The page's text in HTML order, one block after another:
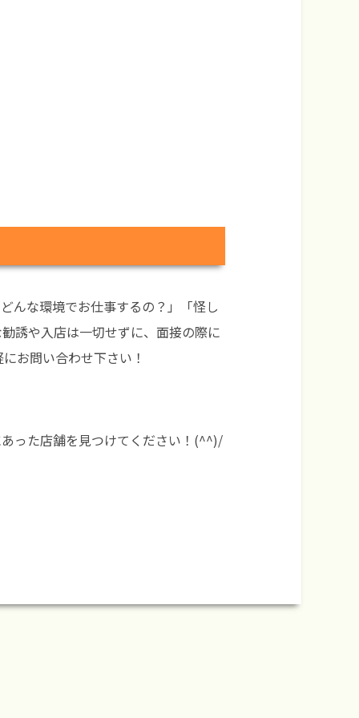
んな環境でお仕事するの？」「怪し
誘や入店は一切せずに、面接の際に
お問い合わせ下さい！
った店舗を見つけてください！(^^)/